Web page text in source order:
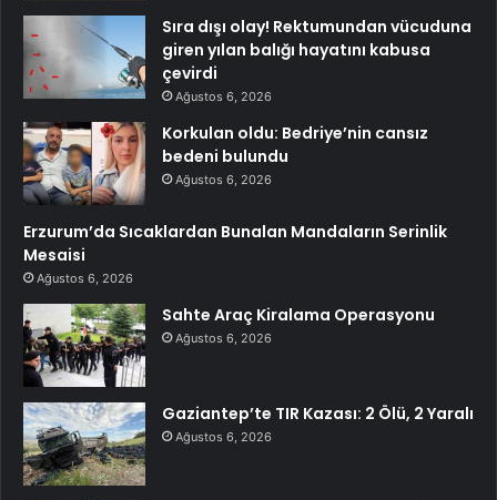
Sıra dışı olay! Rektumundan vücuduna
giren yılan balığı hayatını kabusa
çevirdi
Ağustos 6, 2026
Korkulan oldu: Bedriye’nin cansız
bedeni bulundu
Ağustos 6, 2026
Erzurum’da Sıcaklardan Bunalan Mandaların Serinlik
Mesaisi
Ağustos 6, 2026
Sahte Araç Kiralama Operasyonu
Ağustos 6, 2026
Gaziantep’te TIR Kazası: 2 Ölü, 2 Yaralı
Ağustos 6, 2026